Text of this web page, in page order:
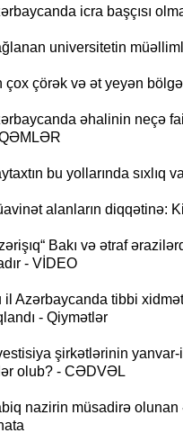
icra başçısı
universitetin
çörək və ət yeyən
əhalinin neçə
bu yollarında sıxlıq
alanların diqqətinə:
Bakı və ətraf
- VİDEO
Azərbaycanda tibbi
- Qiymətlər
şirkətlərinin yanvar-
olub? - CƏDVƏL
nazirin müsadirə olunan